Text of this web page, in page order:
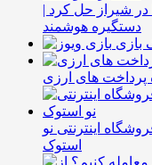
شیراز حل کرد |
دستگیره هوشمند
بازی
پرداخت های ارزی
اینترنتی نو
استوک